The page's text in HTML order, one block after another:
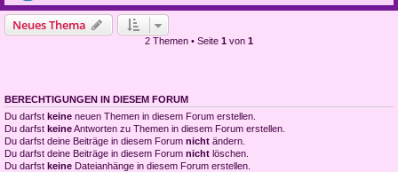
Neues Thema
2 Themen • Seite 1 von 1
BERECHTIGUNGEN IN DIESEM FORUM
Du darfst keine neuen Themen in diesem Forum erstellen.
Du darfst keineAntworten zu Themen in diesem Forum erstellen.
Du darfst deine Beiträge in diesem Forum nicht ändern.
Du darfst deine Beiträge in diesem Forum nicht löschen.
Du darfst keine Dateianhänge in diesem Forum erstellen.